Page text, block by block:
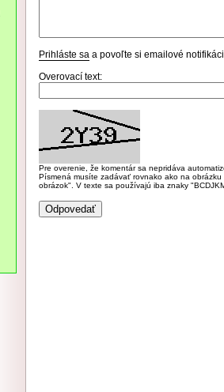
Prihláste sa a povoľte si emailové
Overovací text:
Pre overenie, že komentár sa nepridáva
Písmená musíte zadávať rovnako ako na
obrázok". V texte sa používajú iba znaky